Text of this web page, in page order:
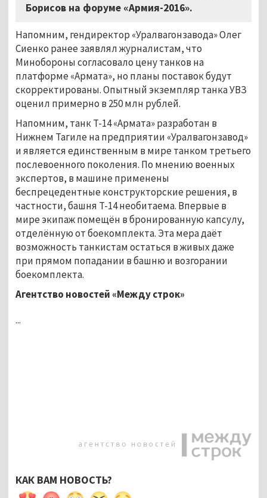
Борисов на форуме «Армия-2016».
Напомним, гендиректор «Уралвагонзавода» Олег
Сиенко ранее заявлял журналистам, что
Минобороны согласовало цену танков на
платформе «Армата», но планы поставок будут
скорректированы. Опытный экземпляр танка УВЗ
оценил примерно в 250 млн рублей.
Напомним, танк Т-14 «Армата» разработан в
Нижнем Тагиле на предприятии «Уралвагонзавод»
и является единственным в мире танком третьего
послевоенного поколения. По мнению военных
экспертов, в машине применены
беспрецедентные конструкторские решения, в
частности, башня Т-14 необитаема. Впервые в
мире экипаж помещён в бронированную капсулу,
отделённую от боекомплекта. Эта мера даёт
возможность танкистам остаться в живых даже
при прямом попадании в башню и возгорании
боекомплекта.
Агентство новостей «Между строк»
...
КАК ВАМ НОВОСТЬ?